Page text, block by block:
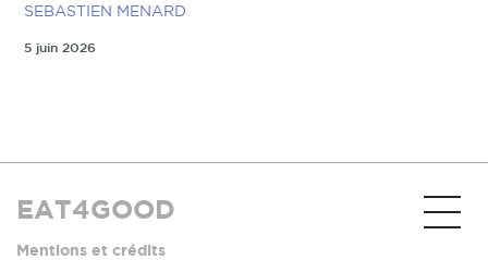
SEBASTIEN MENARD
5 juin 2026
EAT4GOOD
Mentions et crédits